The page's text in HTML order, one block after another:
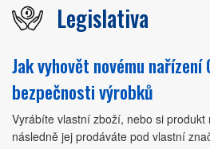
Legislativa
Jak vyhovět novému nařízení
bezpečnosti výrobků
Vyrábíte vlastní zboží, nebo si produkt
následně jej prodáváte pod vlastní